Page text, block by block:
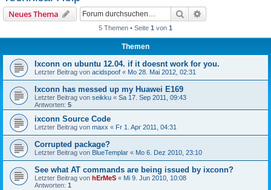
Neues Thema Suche
5 Themen • Seite 1 von 1
Themen
Ixconn on ubuntu 12.04. if it doesnt work for you.
Letzter Beitrag von acidspoof « Mo 28. Mai 2012, 02:31
Ixconn has messed up my Huawei E169
Letzter Beitrag von seikku « Sa 17. Sep 2011, 09:43
Antworten: 5
ixconn Source Code
Letzter Beitrag von maxx « Fr 1. Apr 2011, 04:31
Corrupted package?
Letzter Beitrag von BlueTemplar « Mo 6. Dez 2010, 23:10
See what AT commands are being issued by ixconn?
Letzter Beitrag von hErMeS « Mi 9. Jun 2010, 10:08
Antworten: 1